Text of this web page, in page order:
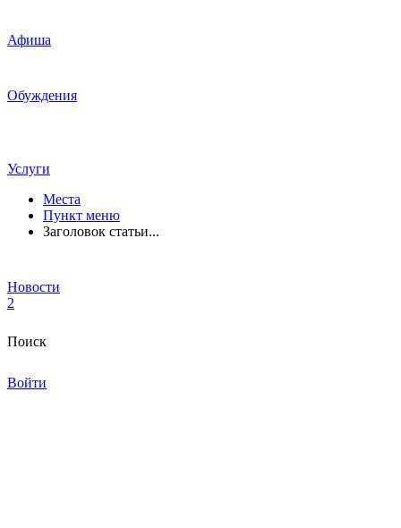
Афиша
Обуждения
Услуги
Места
Пункт меню
Заголовок статьи...
Новости
2
Поиск
Войти